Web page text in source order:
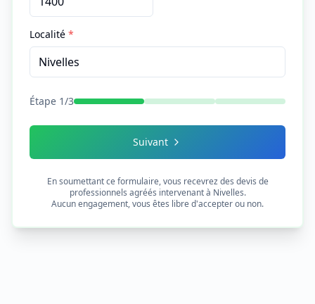
Localité *
Étape 1/3
Suivant
En soumettant ce formulaire, vous recevrez des devis de
professionnels agréés intervenant à Nivelles.
Aucun engagement, vous êtes libre d'accepter ou non.